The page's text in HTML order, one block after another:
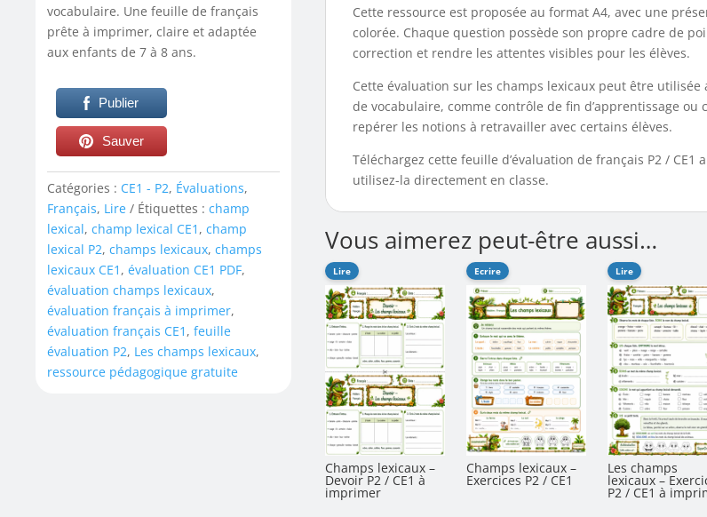
vocabulaire. Une feuille de français
prête à imprimer, claire et adaptée
aux enfants de 7 à 8 ans.
Publier
Sauver
Catégories : CE1 - P2, Évaluations,
Français, Lire Étiquettes : champ
lexical, champ lexical CE1 , champ
lexical P2, champs lexicaux, champs
lexicaux CE1 , évaluation CE1 PDF,
évaluation champs lexicaux,
évaluation français à imprimer,
évaluation français CE1 , feuille
évaluation P2, Les champs lexicaux,
ressource pédagogique gratuite
Cette ressource est proposée au format A4, avec une
colorée. Chaque question possède son propre cadre de
correction et rendre les attentes visibles pour les élèves.
Cette évaluation sur les champs lexicaux peut être utilisée
de vocabulaire, comme contrôle de fin d’apprentissage ou
repérer les notions à retravailler avec certains élèves.
Téléchargez cette feuille d’évaluation de français P2 / CE1
utilisez-la directement en classe.
Vous aimerez peut-être aussi…
Lire
Champs lexicaux –
Devoir P2 / CE1 à
imprimer
Ecrire
Champs lexicaux –
Exercices P2 / CE1
Lire
Les champs
lexicaux –
P2 / CE1 à